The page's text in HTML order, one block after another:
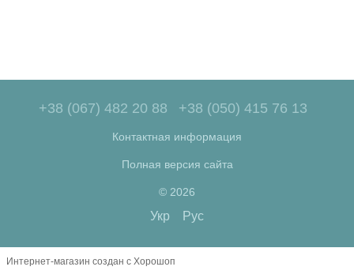
+38 (067) 482 20 88 +38 (050) 415 76 13
Контактная информация
Полная версия сайта
© 2026
Укр Рус
Интернет-магазин создан с Хорошоп